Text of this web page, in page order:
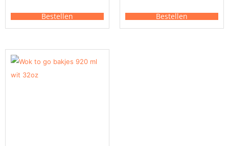
Bestellen Bestellen